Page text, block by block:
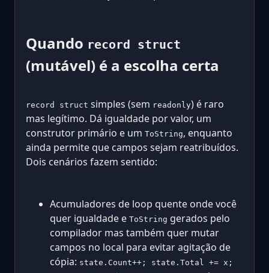
Quando record struct
(mutável) é a escolha certa
record struct simples (sem readonly) é raro
mas legítimo. Dá igualdade por valor, um
construtor primário e um ToString, enquanto
ainda permite que campos sejam reatribuídos.
Dois cenários fazem sentido:
Acumuladores de loop quente onde você
quer igualdade e ToString gerados pelo
compilador mas também quer mutar
campos no local para evitar agitação de
cópia: state.Count++; state.Total += x;